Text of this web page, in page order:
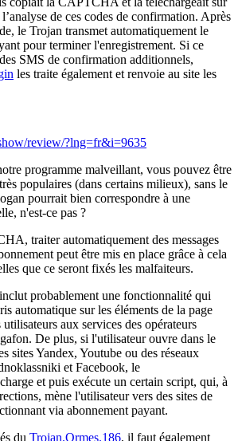
de ces codes de confirmation. Après
le Trojan transmet automatiquement le
pour terminer l'enregistrement. Si ce
SMS de confirmation additionnels,
les traite également et renvoie au site les
review/?lng=fr&i=9635
programme malveillant, vous pouvez être
populaires (dans certains milieux), sans le
pourrait bien correspondre à une
n'est-ce pas ?
traiter automatiquement des messages
peut être mis en place grâce à cela
que ce seront fixés les malfaiteurs.
inclut probablement une fonctionnalité qui
automatique sur les éléments de la page
aux services des opérateurs
De plus, si l'utilisateur ouvre dans le
sites Yandex, Youtube ou des réseaux
et Facebook, le
et puis exécute un certain script, qui, à
mène l'utilisateur vers des sites de
via abonnement payant.
du Trojan.Ormes.186, il faut également